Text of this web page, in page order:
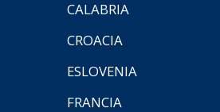
CALABRIA
CROACIA
ESLOVENIA
FRANCIA